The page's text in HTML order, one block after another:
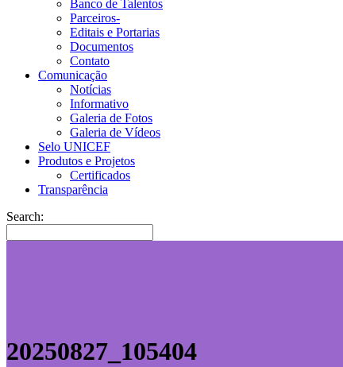
Banco de Talentos
Parceiros-
Editais e Portarias
Documentos
Contato
Comunicação
Notícias
Informativo
Galeria de Fotos
Galeria de Vídeos
Selo UNICEF
Produtos e Projetos
Certificados
Transparência
Search:
20250827_105404